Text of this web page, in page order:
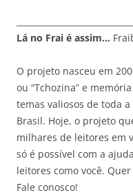
Lá no Frai é assim…
O projeto nasceu em
ou “Tchozina” e
temas valiosos de toda
Brasil. Hoje, o projeto
milhares de leitores em
só é possível com a
leitores como você.
Fale conosco!